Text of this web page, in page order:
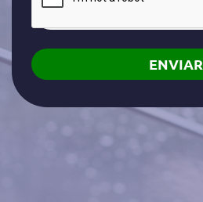
ENVIAR